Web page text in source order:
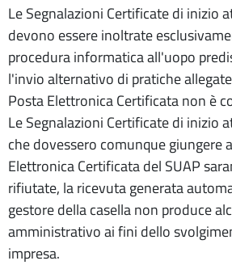
Le Segnalazioni Certificate di inizio
devono essere inoltrate
procedura informatica all'uopo
l'invio alternativo di pratiche
Posta Elettronica Certificata non è
Le Segnalazioni Certificate di inizio
che dovessero comunque giungere
Elettronica Certificata del SUAP
rifiutate, la ricevuta generata
gestore della casella non produce
amministrativo ai fini dello
impresa.